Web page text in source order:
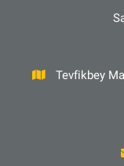
Tevfikbey